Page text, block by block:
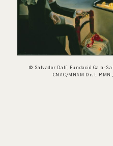
© Salvador Dalí, Fundació Gala-
CNAC/MNAM Dist.